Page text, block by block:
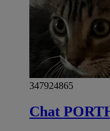
347924865
Chat